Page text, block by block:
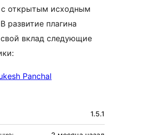
с открытым исходным
развитие плагина
вклад следующие
Panchal
1.5.1